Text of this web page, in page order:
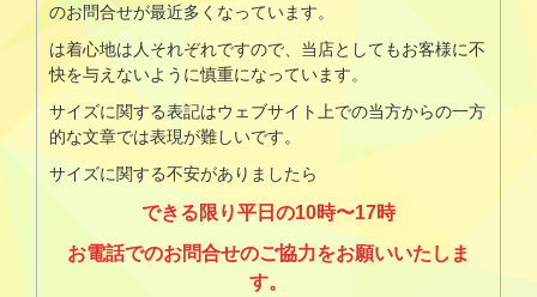
のお問合せが最近多くなっています。
は着心地は人それぞれですので、当店としてもお客様に不
快を与えないように慎重になっています。
サイズに関する表記はウェブサイト上での当方からの一方
的な文章では表現が難しいです。
サイズに関する不安がありましたら
できる限り平日の10時〜17時
お電話でのお問合せのご協力をお願いいたしま
す。